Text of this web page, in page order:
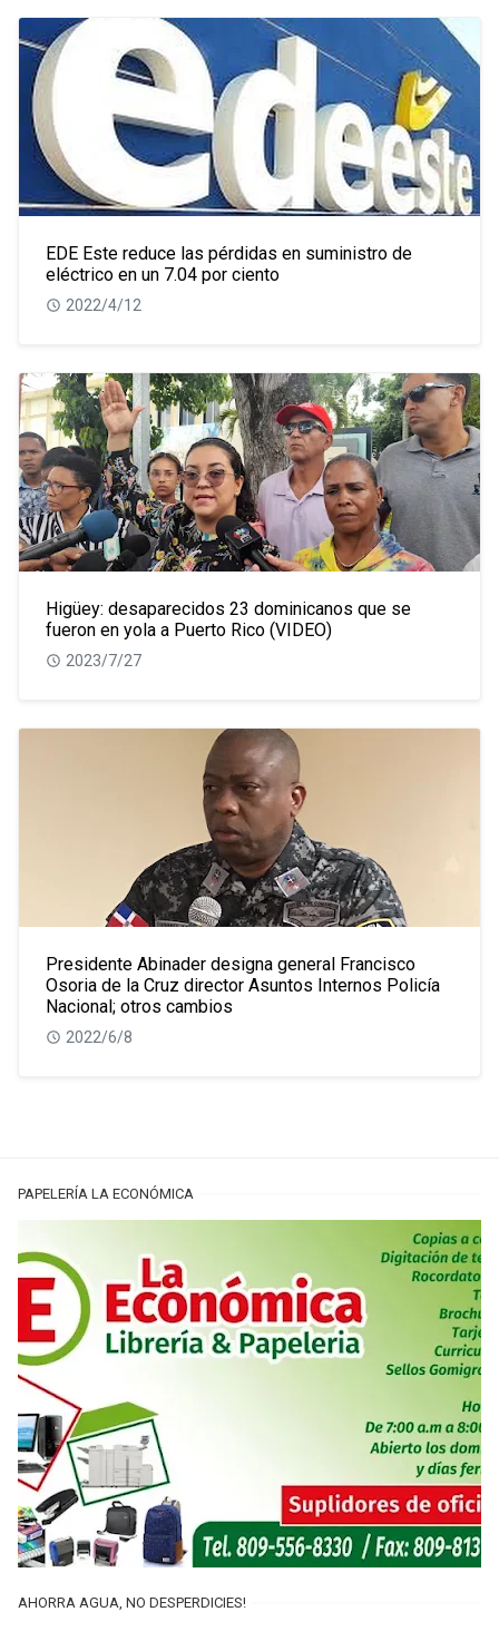
EDE Este reduce las pérdidas en suministro de
eléctrico en un 7.04 por ciento
2022/4/12
Higüey: desaparecidos 23 dominicanos que se
fueron en yola a Puerto Rico (VIDEO)
2023/7/27
Presidente Abinader designa general Francisco
Osoria de la Cruz director Asuntos Internos Policía
Nacional; otros cambios
2022/6/8
PAPELERÍA LA ECONÓMICA
AHORRA AGUA, NO DESPERDICIES!